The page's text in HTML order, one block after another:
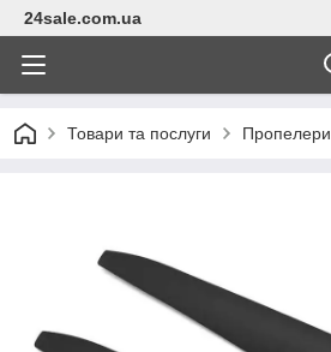
24sale.com.ua
Товари та послуги Пропелери